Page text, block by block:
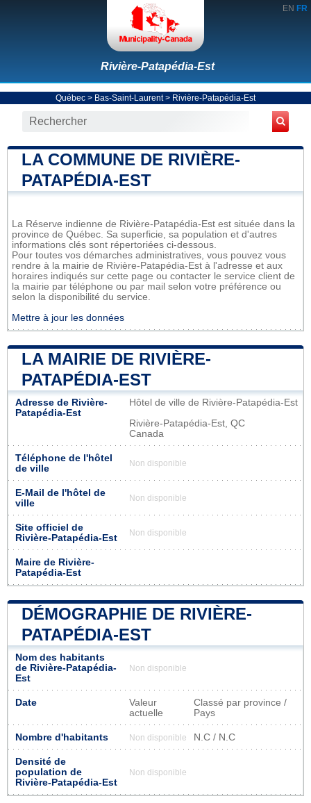
EN FR
Rivière-Patapédia-Est
Québec > Bas-Saint-Laurent> Rivière-Patapédia-Est
LA COMMUNE DE RIVIÈRE-
PATAPÉDIA-EST
La Réserve indienne de Rivière-Patapédia-Est est située dans la
province de Québec. Sa superficie, sa population et d'autres
informations clés sont répertoriées ci-dessous.
Pour toutes vos démarches administratives, vous pouvez vous
rendre à la mairie de Rivière-Patapédia-Est à l'adresse et aux
horaires indiqués sur cette page ou contacter le service client de
la mairie par téléphone ou par mail selon votre préférence ou
selon la disponibilité du service.
Mettre à jour les données
LA MAIRIE DE RIVIÈRE-
PATAPÉDIA-EST
Adresse de Rivière-
Patapédia-Est
Hôtel de ville de Rivière-Patapédia-Est
Rivière-Patapédia-Est, QC
Canada
Téléphone de l'hôtel
de ville
Non disponible
E-Mail de l'hôtel de
ville
Non disponible
Site officiel de
Rivière-Patapédia-Est
Non disponible
Maire de Rivière-
Patapédia-Est
DÉMOGRAPHIE DE RIVIÈRE-
PATAPÉDIA-EST
Nom des habitants
de Rivière-Patapédia-
Est
Non disponible
Date
Valeur
actuelle
Classé par province /
Pays
Nombre d'habitants Non disponible N.C / N.C
Densité de
population de
Rivière-Patapédia-Est
Non disponible